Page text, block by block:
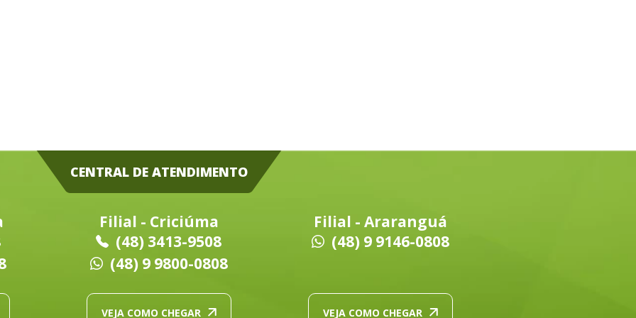
CENTRAL DE ATENDIMENTO
Filial - Criciúma
(48) 3413-9508
(48) 9 9800-0808
VEJA COMO CHEGAR
Filial - Araranguá
(48) 9 9146-0808
VEJA COMO CHEGAR